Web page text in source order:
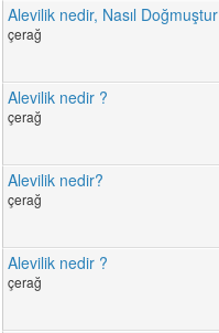
Alevilik nedir, Nasıl
çerağ
Alevilik nedir ?
çerağ
Alevilik nedir?
çerağ
Alevilik nedir ?
çerağ